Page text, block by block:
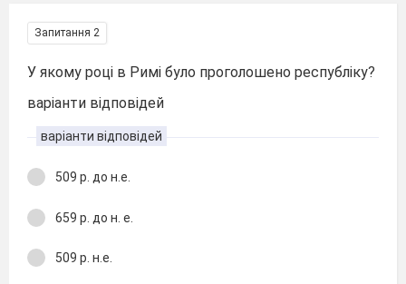
Запитання 2
У якому році в Римі було проголошено республіку?
варіанти відповідей
варіанти відповідей
509 р. до н.е.
659 р. до н. е.
509 р. н.е.